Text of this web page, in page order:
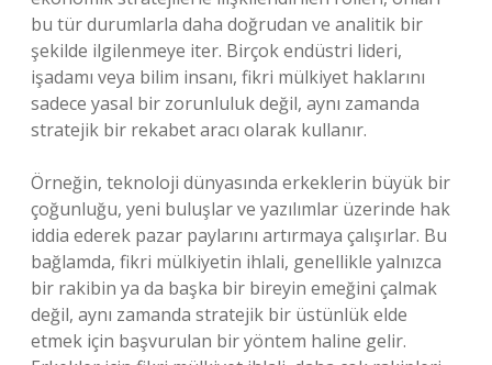
bu tür durumlarla daha doğrudan ve analitik bir
şekilde ilgilenmeye iter. Birçok endüstri lideri,
işadamı veya bilim insanı, fikri mülkiyet haklarını
sadece yasal bir zorunluluk değil, aynı zamanda
stratejik bir rekabet aracı olarak kullanır.
Örneğin, teknoloji dünyasında erkeklerin büyük bir
çoğunluğu, yeni buluşlar ve yazılımlar üzerinde hak
iddia ederek pazar paylarını artırmaya çalışırlar. Bu
bağlamda, fikri mülkiyetin ihlali, genellikle yalnızca
bir rakibin ya da başka bir bireyin emeğini çalmak
değil, aynı zamanda stratejik bir üstünlük elde
etmek için başvurulan bir yöntem haline gelir.